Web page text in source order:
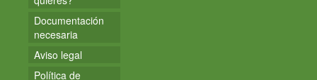
Documentación
necesaria
Aviso legal
Política de